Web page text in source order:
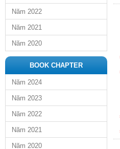
Năm 2022
Năm 2021
Năm 2020
BOOK CHAPTER
Năm 2024
Năm 2023
Năm 2022
Năm 2021
Năm 2020